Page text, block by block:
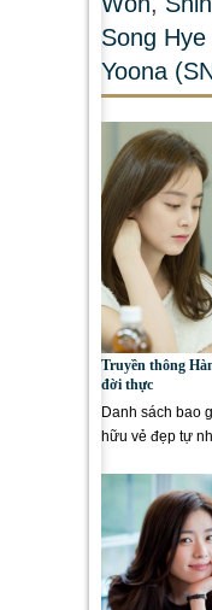
Song Hye
Yoona
Truyền thông
đời thực
Danh sách bao
hữu vẻ đẹp tự